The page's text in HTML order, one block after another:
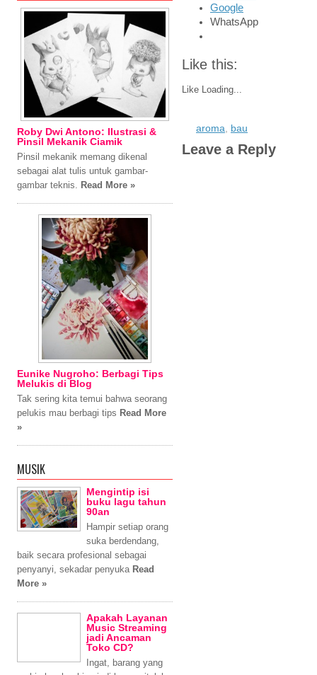
Google
WhatsApp
Like this:
Like Loading...
aroma, bau
Leave a Reply
Roby Dwi Antono: Ilustrasi &
Pinsil Mekanik Ciamik
Pinsil mekanik memang dikenal
sebagai alat tulis untuk gambar-
gambar teknis.
Read More »
Eunike Nugroho: Berbagi Tips
Melukis di Blog
Tak sering kita temui bahwa seorang
pelukis mau berbagi tips Read More
»
MUSIK
Mengintip isi
buku lagu tahun
90an
Hampir setiap orang
suka berdendang,
baik secara profesional sebagai
penyanyi, sekadar penyuka Read
More »
Apakah Layanan
Music Streaming
jadi Ancaman
Toko CD?
Ingat, barang yang